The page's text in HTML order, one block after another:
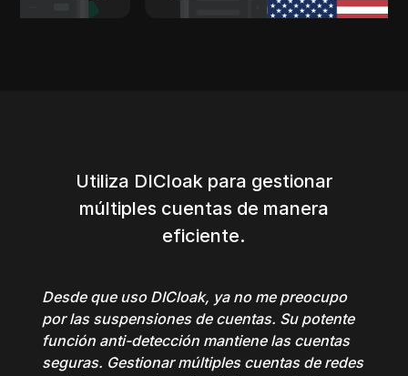
Utiliza DICloak para gestionar
múltiples cuentas de manera
eficiente.
Desde que uso DICloak, ya no me preocupo
por las suspensiones de cuentas. Su potente
función anti-detección mantiene las cuentas
seguras. Gestionar múltiples cuentas de redes